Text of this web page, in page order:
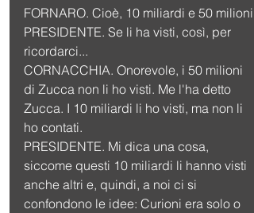
FORNARO. Cioè, 10 miliardi e 50 milioni.
PRESIDENTE. Se li ha visti, così, per
ricordarci...
CORNACCHIA. Onorevole, i 50 milioni
di Zucca non li ho visti. Me l'ha detto
Zucca. I 10 miliardi li ho visti, ma non li
ho contati.
PRESIDENTE. Mi dica una cosa,
siccome questi 10 miliardi li hanno visti
anche altri e, quindi, a noi ci si
confondono le idee: Curioni era solo o